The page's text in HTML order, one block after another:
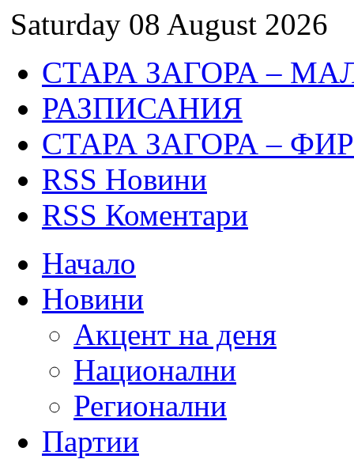
Saturday 08 August 2026
СТАРА ЗАГОРА –
РАЗПИСАНИЯ
СТАРА ЗАГОРА –
RSS Новини
RSS Коментари
Начало
Новини
Акцент на деня
Национални
Регионални
Партии